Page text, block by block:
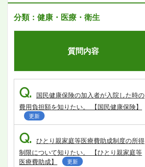
分類：健康・医療・衛生
質問内容
Q. 国民健康保険の加入者が入院した時の
費用負担額を知りたい。 【国民健康保険】
更新
Q. ひとり親家庭等医療費助成制度の所得
制限について知りたい。 【ひとり親家庭等
医療費助成】
更新